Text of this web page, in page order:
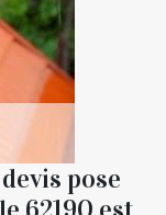
pose